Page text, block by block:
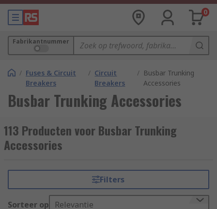
0
Fabrikantnummer
/ Fuses & Circuit
Breakers
/ Circuit
Breakers
/ Busbar Trunking
Accessories
Busbar Trunking Accessories
113 Producten voor Busbar Trunking
Accessories
Filters
Sorteer op Relevantie